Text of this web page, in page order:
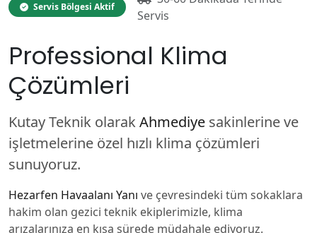
Servis Bölgesi Aktif
Servis
Professional Klima
Çözümleri
Kutay Teknik olarakAhmediye sakinlerine ve
işletmelerine özel hızlı klima çözümleri
sunuyoruz.
Hezarfen Havaalanı Yanı ve çevresindeki tüm sokaklara
hakim olan gezici teknik ekiplerimizle, klima
arızalarınıza en kısa sürede müdahale ediyoruz.